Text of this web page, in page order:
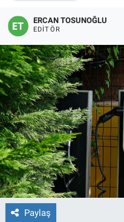
ERCAN TOSUNOĞLU
EDITÖR
Paylaş